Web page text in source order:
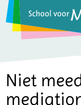
Niet